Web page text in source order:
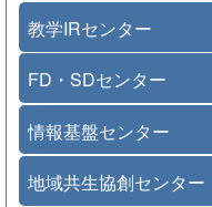
教学IRセンター
FD・SDセンター
情報基盤センター
地域共生協創センター